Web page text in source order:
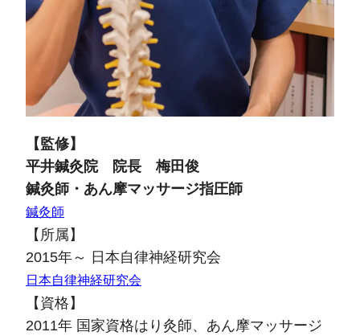
【監修】
平井鍼灸院 院長 梅田俊
鍼灸師・あん摩マッサージ指圧師
鍼灸師
【所属】
2015年～ 日本自律神経研究会
日本自律神経研究会
【資格】
2011年 国家資格はり灸師、あん摩マッサージ